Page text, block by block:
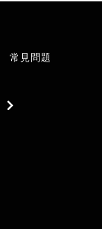
常見問題